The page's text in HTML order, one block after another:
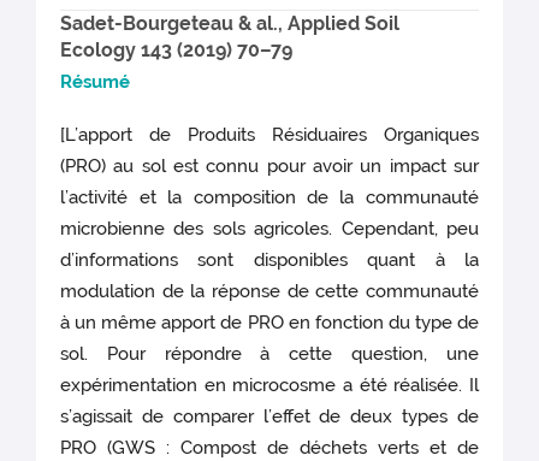
Sadet-Bourgeteau & al., Applied Soil
Ecology 143 (2019) 70–79
Résumé
[L’apport de Produits Résiduaires Organiques
(PRO) au sol est connu pour avoir un impact sur
l’activité et la composition de la communauté
microbienne des sols agricoles. Cependant, peu
d’informations sont disponibles quant à la
modulation de la réponse de cette communauté
à un même apport de PRO en fonction du type de
sol. Pour répondre à cette question, une
expérimentation en microcosme a été réalisée. Il
s’agissait de comparer l’effet de deux types de
PRO (GWS : Compost de déchets verts et de